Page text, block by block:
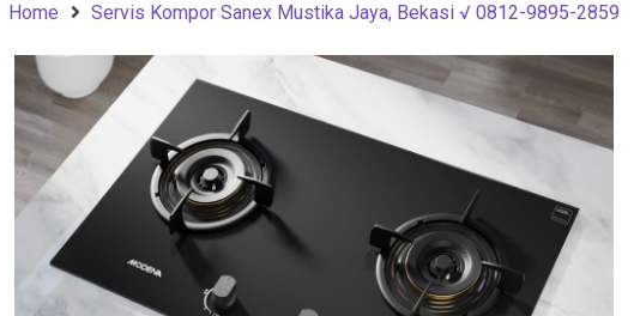
Home Servis Kompor Sanex Mustika Jaya, Bekasi √ 0812-9895-2859